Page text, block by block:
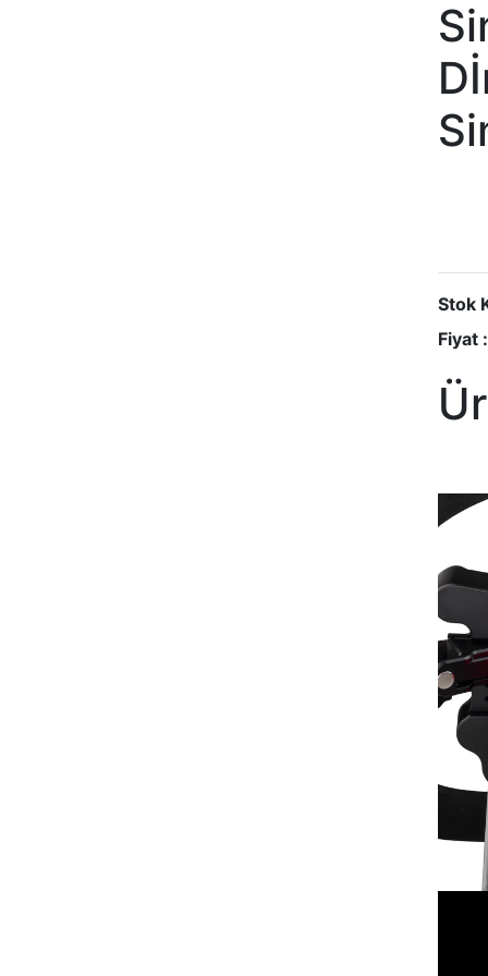
Stok
Fiyat :